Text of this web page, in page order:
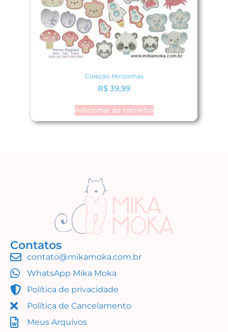
Coleção Minizinhas
R$ 39,99
Adicionar ao carrinho
Contatos
contato@mikamoka.com.br
WhatsApp Mika Moka
Política de privacidade
Política de Cancelamento
Meus Arquivos